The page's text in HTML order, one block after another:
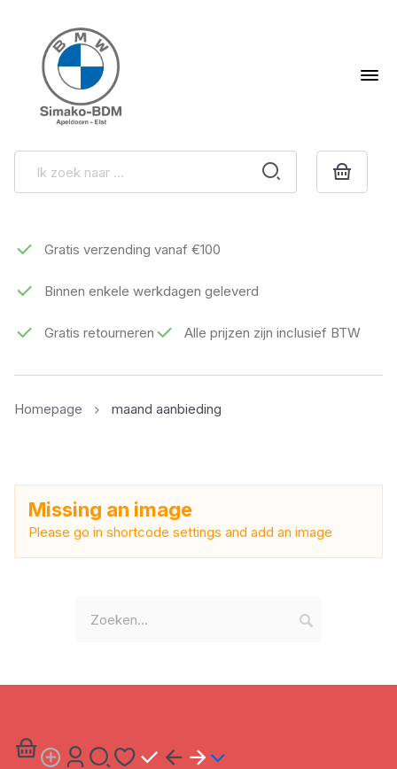
Gratis verzending vanaf €100
Binnen enkele werkdagen geleverd
Gratis retourneren Alle prijzen zijn inclusief BTW
Homepage maand aanbieding
Missing an image
Please go in shortcode settings and add an image